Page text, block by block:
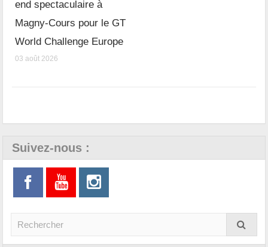
end spectaculaire à
Magny-Cours pour le GT
World Challenge Europe
03 août 2026
Suivez-nous :